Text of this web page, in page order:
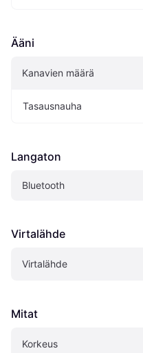
Ääni
Kanavien määrä
Tasausnauha
Langaton
Bluetooth
Virtalähde
Virtalähde
Mitat
Korkeus